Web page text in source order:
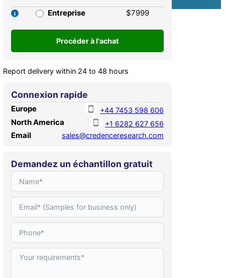
Entreprise
$7999
Report delivery within 24 to 48 hours
Connexion rapide
Europe +44 7453 598 606
North America +1 6282 627 656
Email sales@credenceresearch.com
Demandez un échantillon gratuit